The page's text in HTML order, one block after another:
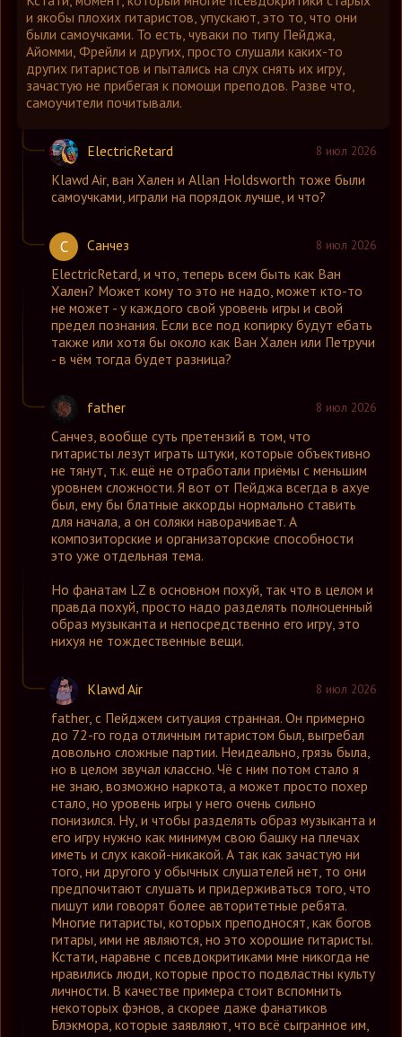
и якобы плохих гитаристов, упускают, это то, что они
были самоучками. То есть, чуваки по типу Пейджа,
Айомми, Фрейли и других, просто слушали каких-то
других гитаристов и пытались на слух снять их игру,
зачастую не прибегая к помощи преподов. Разве что,
самоучители почитывали.
8 июл 2026
ElectricRetard
Klawd Air, ван Хален и Allan Holdsworth тоже были
самоучками, играли на порядок лучше, и что?
8 июл 2026
С
Санчез
ElectricRetard, и что, теперь всем быть как Ван
Хален? Может кому то это не надо, может кто-то
не может - у каждого свой уровень игры и свой
предел познания. Если все под копирку будут ебать
также или хотя бы около как Ван Хален или Петручи
- в чём тогда будет разница?
8 июл 2026
father
Санчез, вообще суть претензий в том, что
гитаристы лезут играть штуки, которые объективно
не тянут, т.к. ещё не отработали приёмы с меньшим
уровнем сложности. Я вот от Пейджа всегда в ахуе
был, ему бы блатные аккорды нормально ставить
для начала, а он соляки наворачивает. А
композиторские и организаторские способности
это уже отдельная тема.
Но фанатам LZ в основном похуй, так что в целом и
правда похуй, просто надо разделять полноценный
образ музыканта и непосредственно его игру, это
нихуя не тождественные вещи.
8 июл 2026
Klawd Air
father, с Пейджем ситуация странная. Он примерно
до 72-го года отличным гитаристом был, выгребал
довольно сложные партии. Неидеально, грязь была,
но в целом звучал классно. Чë с ним потом стало я
не знаю, возможно наркота, а может просто похер
стало, но уровень игры у него очень сильно
понизился. Ну, и чтобы разделять образ музыканта и
его игру нужно как минимум свою башку на плечах
иметь и слух какой-никакой. А так как зачастую ни
того, ни другого у обычных слушателей нет, то они
предпочитают слушать и придерживаться того, что
пишут или говорят более авторитетные ребята.
Многие гитаристы, которых преподносят, как богов
гитары, ими не являются, но это хорошие гитаристы.
Кстати, наравне с псевдокритиками мне никогда не
нравились люди, которые просто подвластны культу
личности. В качестве примера стоит вспомнить
некоторых фэнов, а скорее даже фанатиков
Блэкмора, которые заявляют, что всë сыгранное им,